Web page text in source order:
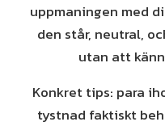
uppmaningen med
den står, neutral,
utan att
Konkret tips: para
tystnad faktiskt